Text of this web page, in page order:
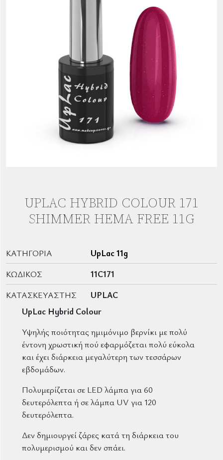
UPLAC HYBRID COLOUR 171
SHIMMER HEMA FREE 11G
ΚΑΤΗΓΟΡΊΑ
UpLac 11g
ΚΩΔΙΚΌΣ
11C171
ΚΑΤΑΣΚΕΥΑΣΤΉΣ
UPLAC
UpLac Hybrid Colour
Υψηλής ποιότητας ημιμόνιμο βερνίκι με πολύ
έντονη χρωστική πού εφαρμόζεται πολύ εύκολα
και έχει διάρκεια μεγαλύτερη των τεσσάρων
εβδομάδων.
Πολυμερίζεται σε LED λάμπα για 60
δευτερόλεπτα ή σε λάμπα UV για 120
δευτερόλεπτα.
Δεν δημιουργεί ζάρες κατά τη διάρκεια του
πολυμερισμού και δεν σπάει.